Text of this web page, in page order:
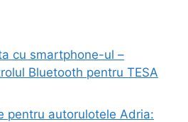
cu smartphone-ul –
Bluetooth pentru TESA
pentru autorulotele Adria: